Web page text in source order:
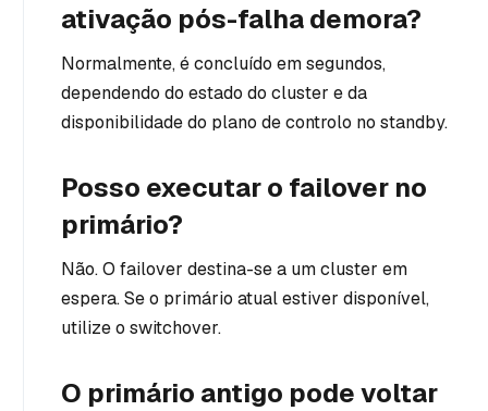
ativação pós-falha demora?
Normalmente, é concluído em segundos,
dependendo do estado do cluster e da
disponibilidade do plano de controlo no standby.
Posso executar o failover no
primário?
Não. O failover destina-se a um cluster em
espera. Se o primário atual estiver disponível,
utilize o switchover.
O primário antigo pode voltar